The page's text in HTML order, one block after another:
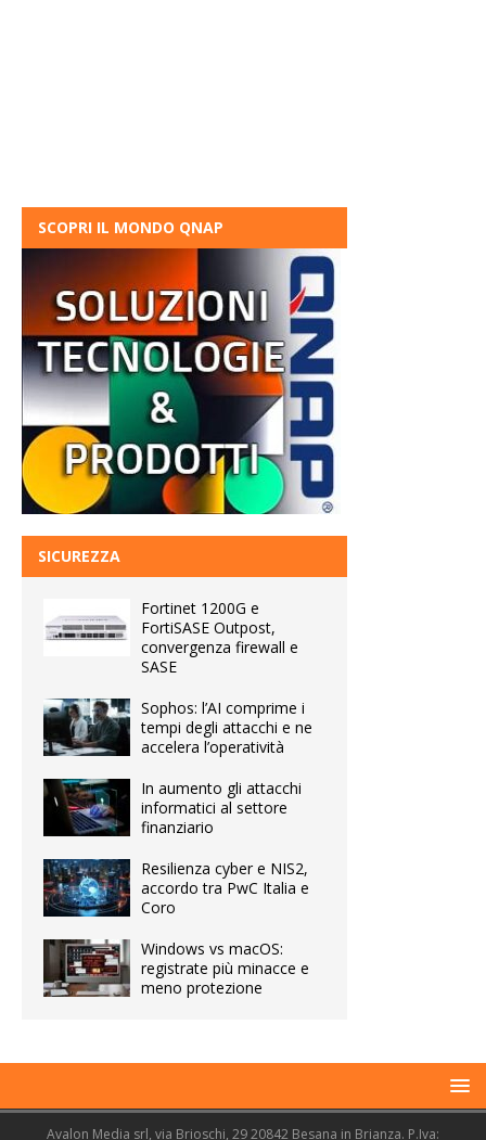
SCOPRI IL MONDO QNAP
SICUREZZA
Fortinet 1200G e
FortiSASE Outpost,
convergenza firewall e
SASE
Sophos: l’AI comprime i
tempi degli attacchi e ne
accelera l’operatività
In aumento gli attacchi
informatici al settore
finanziario
Resilienza cyber e NIS2,
accordo tra PwC Italia e
Coro
Windows vs macOS:
registrate più minacce e
meno protezione
Avalon Media srl, via Brioschi, 29 20842 Besana in Brianza. P.Iva: